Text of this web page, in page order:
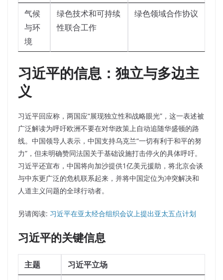
气候
与环
境
绿色技术和可持续
性联合工作
绿色领域合作协议
习近平的信息：独立与多边主
义
习近平回应称，两国应“展现独立性和战略眼光”，这一表述被
广泛解读为呼吁欧洲不要在对华政策上自动追随华盛顿的路
线。 中国领导人表示，中国支持乌克兰“一切有利于和平的努
力”，但未明确赞同法国关于基础设施打击停火的具体呼吁。
习近平还宣布，中国将向加沙提供1亿美元援助，将北京会谈
与中东更广泛的危机联系起来，并将中国定位为冲突解决和
人道主义问题的全球行动者。
另请阅读: 习近平在亚太经合组织会议上提出亚太五点计划
习近平的关键信息
主题 习近平立场